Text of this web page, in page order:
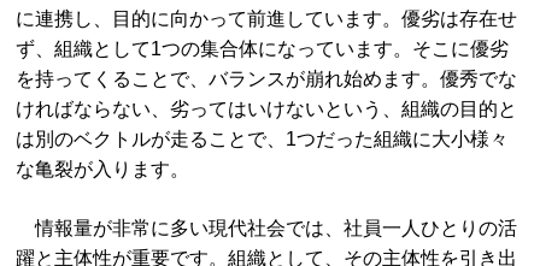
に連携し、目的に向かって前進しています。優劣は存在せ
ず、組織として1つの集合体になっています。そこに優劣
を持ってくることで、バランスが崩れ始めます。優秀でな
ければならない、劣ってはいけないという、組織の目的と
は別のベクトルが走ることで、1つだった組織に大小様々
な亀裂が入ります。
情報量が非常に多い現代社会では、社員一人ひとりの活
躍と主体性が重要です。組織として、その主体性を引き出